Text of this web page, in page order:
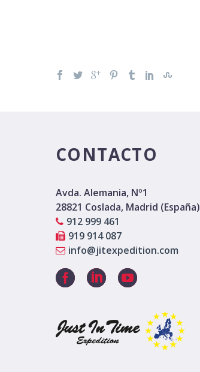
CONTACTO
Avda. Alemania, Nº1
28821 Coslada, Madrid (España)
912 999 461
919 914 087
info@jitexpedition.com